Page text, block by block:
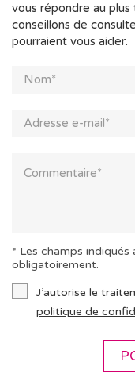
vous répondre au
conseillons de
pourraient vous aider.
* Les champs
obligatoirement.
J’autorise le
politique de